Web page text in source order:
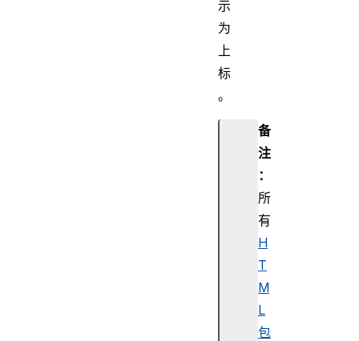
示
为
上
标
。
备
注
：
所
有
H
T
M
L
包